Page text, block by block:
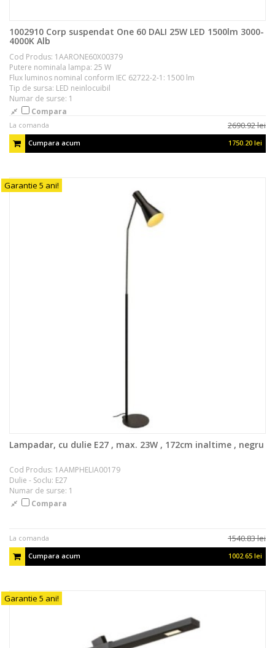
1002910 Corp suspendat One 60 DALI 25W LED 1500lm 3000-
4000K Alb
Cod Produs: 1AARONE60X00379
Putere nominala lampa: 25 W
Flux luminos nominal conform IEC 62722-2-1: 1500 lm
Tip de sursa: LED neinlocuibil
Numar de surse: 1
Compara
La comanda 2690.92 lei
Cumpara acum 1750.20 lei
Garantie 5 ani!
Lampadar, cu dulie E27 , max. 23W , 172cm inaltime , negru
Cod Produs: 1AAMPHELIA00179
Dulie - Soclu: E27
Numar de surse: 1
Compara
La comanda 1540.83 lei
Cumpara acum 1002.65 lei
Garantie 5 ani!